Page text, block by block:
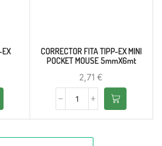
EX
CORRECTOR FITA TIPP-EX MINI
POCKET MOUSE 5mmX6mt
2,71€